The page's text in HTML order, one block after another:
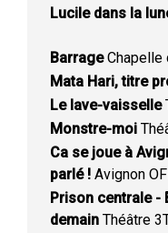
Lucile dans la
BarrageChapelle
Mata Hari, titre
Le lave-vaisselle
Monstre-moi
Ca se joue à
parlé ! Avignon
Prison centrale -
demain Théâtre